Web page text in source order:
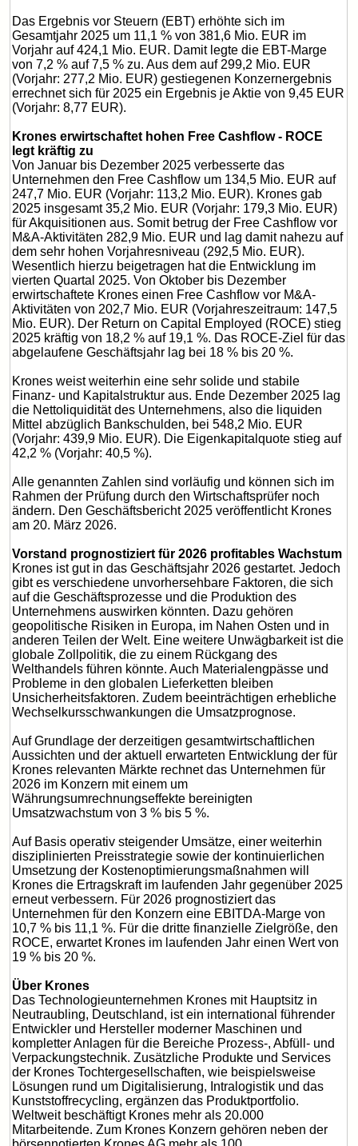
Das Ergebnis vor Steuern (EBT) erhöhte sich im
Gesamtjahr 2025 um 11,1 % von 381,6 Mio. EUR im
Vorjahr auf 424,1 Mio. EUR. Damit legte die EBT-Marge
von 7,2 % auf 7,5 % zu. Aus dem auf 299,2 Mio. EUR
(Vorjahr: 277,2 Mio. EUR) gestiegenen Konzernergebnis
errechnet sich für 2025 ein Ergebnis je Aktie von 9,45 EUR
(Vorjahr: 8,77 EUR).
Krones erwirtschaftet hohen Free Cashflow - ROCE
legt kräftig zu
Von Januar bis Dezember 2025 verbesserte das
Unternehmen den Free Cashflow um 134,5 Mio. EUR auf
247,7 Mio. EUR (Vorjahr: 113,2 Mio. EUR). Krones gab
2025 insgesamt 35,2 Mio. EUR (Vorjahr: 179,3 Mio. EUR)
für Akquisitionen aus. Somit betrug der Free Cashflow vor
M&A-Aktivitäten 282,9 Mio. EUR und lag damit nahezu auf
dem sehr hohen Vorjahresniveau (292,5 Mio. EUR).
Wesentlich hierzu beigetragen hat die Entwicklung im
vierten Quartal 2025. Von Oktober bis Dezember
erwirtschaftete Krones einen Free Cashflow vor M&A-
Aktivitäten von 202,7 Mio. EUR (Vorjahreszeitraum: 147,5
Mio. EUR). Der Return on Capital Employed (ROCE) stieg
2025 kräftig von 18,2 % auf 19,1 %. Das ROCE-Ziel für das
abgelaufene Geschäftsjahr lag bei 18 % bis 20 %.
Krones weist weiterhin eine sehr solide und stabile
Finanz- und Kapitalstruktur aus. Ende Dezember 2025 lag
die Nettoliquidität des Unternehmens, also die liquiden
Mittel abzüglich Bankschulden, bei 548,2 Mio. EUR
(Vorjahr: 439,9 Mio. EUR). Die Eigenkapitalquote stieg auf
42,2 % (Vorjahr: 40,5 %).
Alle genannten Zahlen sind vorläufig und können sich im
Rahmen der Prüfung durch den Wirtschaftsprüfer noch
ändern. Den Geschäftsbericht 2025 veröffentlicht Krones
am 20. März 2026.
Vorstand prognostiziert für 2026 profitables Wachstum
Krones ist gut in das Geschäftsjahr 2026 gestartet. Jedoch
gibt es verschiedene unvorhersehbare Faktoren, die sich
auf die Geschäftsprozesse und die Produktion des
Unternehmens auswirken könnten. Dazu gehören
geopolitische Risiken in Europa, im Nahen Osten und in
anderen Teilen der Welt. Eine weitere Unwägbarkeit ist die
globale Zollpolitik, die zu einem Rückgang des
Welthandels führen könnte. Auch Materialengpässe und
Probleme in den globalen Lieferketten bleiben
Unsicherheitsfaktoren. Zudem beeinträchtigen erhebliche
Wechselkursschwankungen die Umsatzprognose.
Auf Grundlage der derzeitigen gesamtwirtschaftlichen
Aussichten und der aktuell erwarteten Entwicklung der für
Krones relevanten Märkte rechnet das Unternehmen für
2026 im Konzern mit einem um
Währungsumrechnungseffekte bereinigten
Umsatzwachstum von 3 % bis 5 %.
Auf Basis operativ steigender Umsätze, einer weiterhin
disziplinierten Preisstrategie sowie der kontinuierlichen
Umsetzung der Kostenoptimierungsmaßnahmen will
Krones die Ertragskraft im laufenden Jahr gegenüber 2025
erneut verbessern. Für 2026 prognostiziert das
Unternehmen für den Konzern eine EBITDA-Marge von
10,7 % bis 11,1 %. Für die dritte finanzielle Zielgröße, den
ROCE, erwartet Krones im laufenden Jahr einen Wert von
19 % bis 20 %.
Über Krones
Das Technologieunternehmen Krones mit Hauptsitz in
Neutraubling, Deutschland, ist ein international führender
Entwickler und Hersteller moderner Maschinen und
kompletter Anlagen für die Bereiche Prozess-, Abfüll- und
Verpackungstechnik. Zusätzliche Produkte und Services
der Krones Tochtergesellschaften, wie beispielsweise
Lösungen rund um Digitalisierung, Intralogistik und das
Kunststoffrecycling, ergänzen das Produktportfolio.
Weltweit beschäftigt Krones mehr als 20.000
Mitarbeitende. Zum Krones Konzern gehören neben der